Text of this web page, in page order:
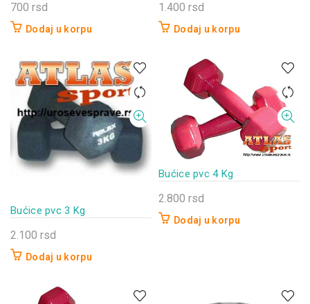
700 rsd
Dodaj u korpu
1.400 rsd
Dodaj u korpu
Bućice pvc 3 Kg
2.100 rsd
Dodaj u korpu
Bućice pvc 4 Kg
2.800 rsd
Dodaj u korpu